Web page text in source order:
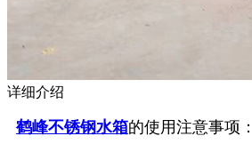
详细介绍
鹤峰不锈钢水箱的使用注意事项：